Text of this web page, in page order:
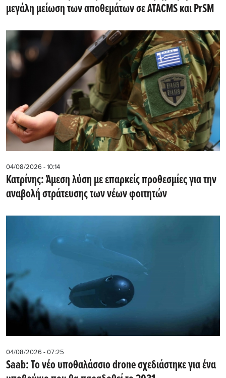
μεγάλη μείωση των αποθεμάτων σε ATACMS και PrSM
04/08/2026 - 10:14
Κατρίνης: Άμεση λύση με επαρκείς προθεσμίες για την
αναβολή στράτευσης των νέων φοιτητών
04/08/2026 - 07:25
Saab: Το νέο υποθαλάσσιο drone σχεδιάστηκε για ένα